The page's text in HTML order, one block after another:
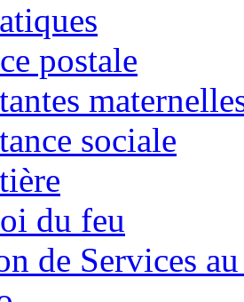
postale
sociale
du feu
de Services